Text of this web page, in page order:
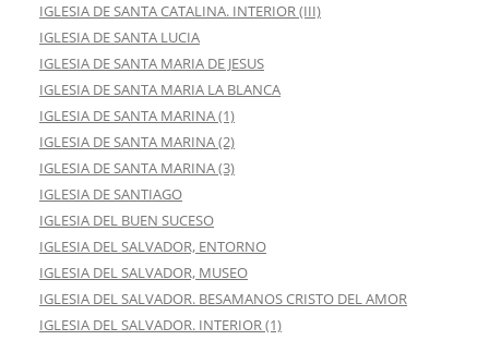
IGLESIA DE SANTA CATALINA. INTERIOR (III)
IGLESIA DE SANTA LUCIA
IGLESIA DE SANTA MARIA DE JESUS
IGLESIA DE SANTA MARIA LA BLANCA
IGLESIA DE SANTA MARINA (1)
IGLESIA DE SANTA MARINA (2)
IGLESIA DE SANTA MARINA (3)
IGLESIA DE SANTIAGO
IGLESIA DEL BUEN SUCESO
IGLESIA DEL SALVADOR, ENTORNO
IGLESIA DEL SALVADOR, MUSEO
IGLESIA DEL SALVADOR. BESAMANOS CRISTO DEL AMOR
IGLESIA DEL SALVADOR. INTERIOR (1)